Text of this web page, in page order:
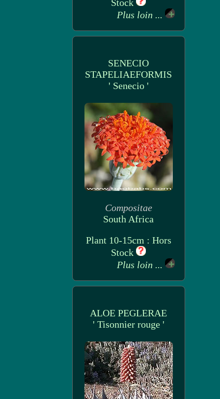
Stock
Plus loin ...
SENECIO
STAPELIAEFORMIS
' Senecio '
Compositae
South Africa
Plant 10-15cm : Hors
Stock
Plus loin ...
ALOE PEGLERAE
' Tisonnier rouge '